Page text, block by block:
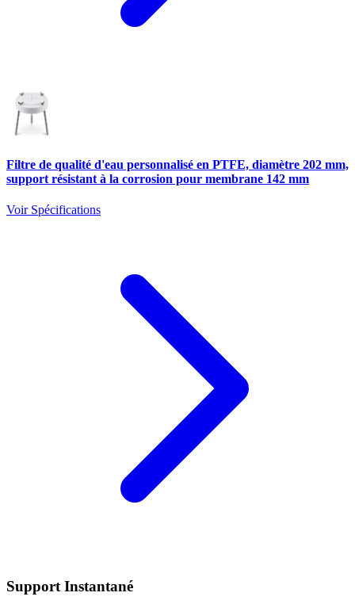
Filtre de qualité d'eau personnalisé en PTFE, diamètre 202 mm,
support résistant à la corrosion pour membrane 142 mm
Voir Spécifications
Support Instantané